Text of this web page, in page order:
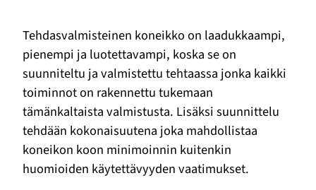
Tehdasvalmisteinen koneikko on laadukkaampi,
pienempi ja luotettavampi, koska se on
suunniteltu ja valmistettu tehtaassa jonka kaikki
toiminnot on rakennettu tukemaan
tämänkaltaista valmistusta. Lisäksi suunnittelu
tehdään kokonaisuutena joka mahdollistaa
koneikon koon minimoinnin kuitenkin
huomioiden käytettävyyden vaatimukset.